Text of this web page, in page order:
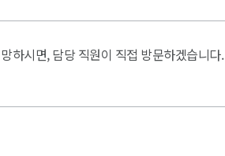
하시면, 담당 직원이 직접 방문하겠습니다.